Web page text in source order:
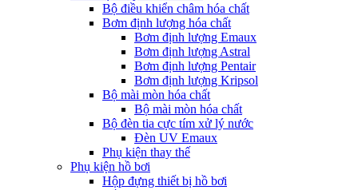
Bộ điều khiển châm hóa chất
Bơm định lượng hóa chất
Bơm định lượng Emaux
Bơm định lượng Astral
Bơm định lượng Pentair
Bơm định lượng Kripsol
Bộ mài mòn hóa chất
Bộ mài mòn hóa chất
Bộ đèn tia cực tím xử lý nước
Đèn UV Emaux
Phụ kiện thay thế
Phụ kiện hồ bơi
Hộp đựng thiết bị hồ bơi